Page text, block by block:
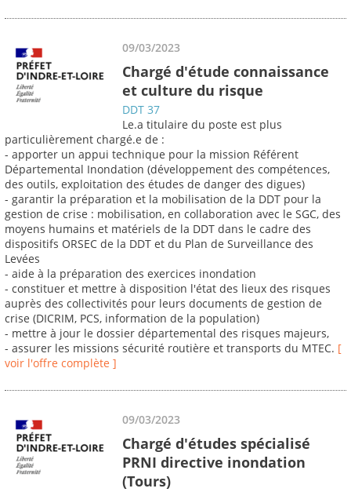
09/03/2023
Chargé d'étude connaissance
et culture du risque
DDT 37
Le.a titulaire du poste est plus
particulièrement chargé.e de :
- apporter un appui technique pour la mission Référent
Départemental Inondation (développement des compétences,
des outils, exploitation des études de danger des digues)
- garantir la préparation et la mobilisation de la DDT pour la
gestion de crise : mobilisation, en collaboration avec le SGC, des
moyens humains et matériels de la DDT dans le cadre des
dispositifs ORSEC de la DDT et du Plan de Surveillance des
Levées
- aide à la préparation des exercices inondation
- constituer et mettre à disposition l'état des lieux des risques
auprès des collectivités pour leurs documents de gestion de
crise (DICRIM, PCS, information de la population)
- mettre à jour le dossier départemental des risques majeurs,
- assurer les missions sécurité routière et transports du MTEC. [
voir l'offre complète ]
09/03/2023
Chargé d'études spécialisé
PRNI directive inondation
(Tours)